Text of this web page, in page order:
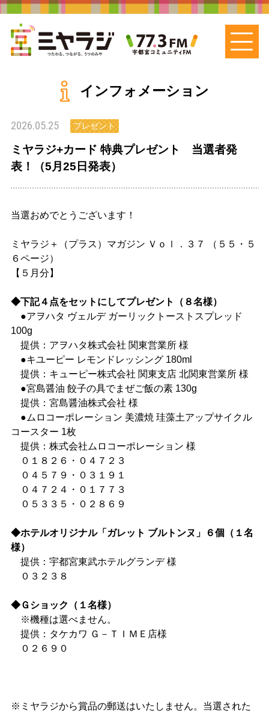
028-666-7878
インフォメーション
2026.05.25 プレゼント
ミヤラジ+カード 特典プレゼント 当選者発
表！（5月25日発表）
当選おめでとうございます！
ミヤラジ＋（プラス）マガジン Ｖｏｌ．３７ （５５・５
６ページ）
【５月分】
◆下記４点をセットにしてプレゼント（８名様）
●アヲハタ ヴェルデ ガーリックトーストスプレッド
100g
提供：アヲハタ株式会社 関東営業所 様
●キユーピー レモンドレッシング 180ml
提供：キューピー株式会社 関東支店 北関東営業所 様
●宮島醤油 餃子の具でまぜご飯の素 130g
提供：宮島醤油株式会社 様
●ムロコーポレーション 美濃焼 珪藻土アップサイクル
コースター 1枚
提供：株式会社ムロコーポレーション 様
０１８２６・０４７２３
０４５７９・０３１９１
０４７２４・０１７７３
０５３３５・０２８６９
◆ホテルオリジナル「ガレット ブルトンヌ」６個（１名
様）
提供：宇都宮東武ホテルグランデ 様
０３２３８
◆Ｇショック（１名様）
※機種は選べません。
提供：タケカワ Ｇ－ＴＩＭＥ店様
０２６９０
※ミヤラジから賞品の郵送はいたしません。当選された